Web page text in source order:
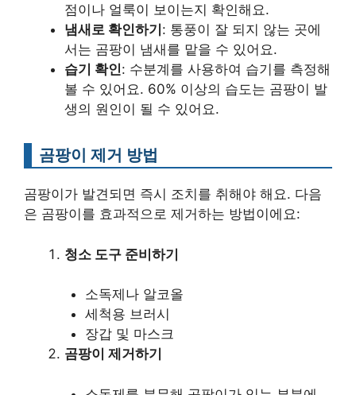
점이나 얼룩이 보이는지 확인해요.
냄새로 확인하기 : 통풍이 잘 되지 않는 곳에
서는 곰팡이 냄새를 맡을 수 있어요.
습기 확인: 수분계를 사용하여 습기를 측정해
볼 수 있어요. 60% 이상의 습도는 곰팡이 발
생의 원인이 될 수 있어요.
곰팡이 제거 방법
곰팡이가 발견되면 즉시 조치를 취해야 해요. 다음
은 곰팡이를 효과적으로 제거하는 방법이에요:
청소 도구 준비하기
소독제나 알코올
세척용 브러시
장갑 및 마스크
곰팡이 제거하기